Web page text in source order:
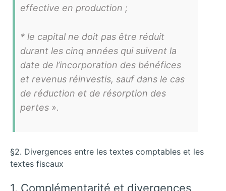
effective en production ;
* le capital ne doit pas être réduit
durant les cinq années qui suivent la
date de l’incorporation des bénéfices
et revenus réinvestis, sauf dans le cas
de réduction et de résorption des
pertes ».
§2. Divergences entre les textes comptables et les
textes fiscaux
1. Complémentarité et divergences